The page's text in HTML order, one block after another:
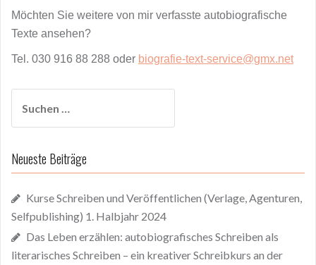
Möchten Sie weitere von mir verfasste autobiografische
Texte ansehen?
Tel. 030 916 88 288 oder biografie-text-service@gmx.net
nach:
Neueste Beiträge
Kurse Schreiben und Veröffentlichen (Verlage, Agenturen,
Selfpublishing) 1. Halbjahr 2024
Das Leben erzählen: autobiografisches Schreiben als
literarisches Schreiben – ein kreativer Schreibkurs an der